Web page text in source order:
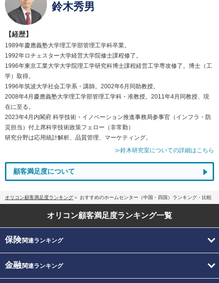
鈴木秀男
【経歴】
1989年慶應義塾大学理工学部管理工学科卒業。
1992年ロチェスター大学経営大学院修士課程修了。
1996年東京工業大学大学院理工学研究科博士課程経営工学専攻修了。博士（工
学）取得。
1996年筑波大学社会工学系・講師。2002年6月同助教授。
2008年4月慶應義塾大学理工学部管理工学科・准教授。2011年4月同教授、現
在に至る。
2023年4月内閣府 科学技術・イノベーション推進事務局参事官（インフラ・防
災担当）付上席科学技術政策フェロー（非常勤）
研究分野は応用統計解析、品質管理、マーケティング。
≫鈴木研究室についての詳細はこちら
顧客満足度について
オリコン顧客満足度ランキング おすすめのホームセンター（中国・四国）ランキング・比較
オリコン顧客満足度ランキング一覧
保険関連ランキング
金融関連ランキング